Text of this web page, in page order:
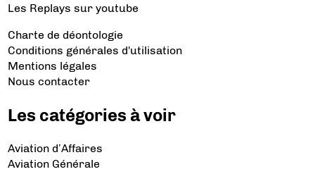
Les Replays sur youtube
Charte de déontologie
Conditions générales d'utilisation
Mentions légales
Nous contacter
Les catégories à voir
Aviation d’Affaires
Aviation Générale